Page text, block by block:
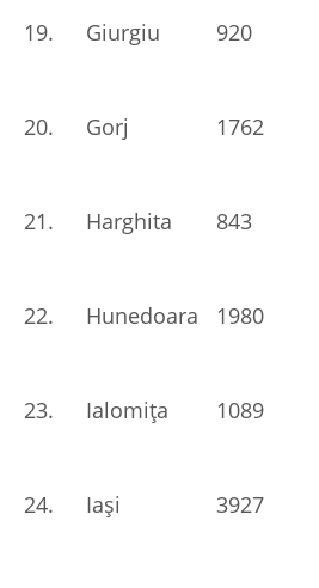
19. Giurgiu 920
20. Gorj 1762
21. Harghita 843
22. Hunedoara 1980
23. Ialomița 1089
24. Iași 3927